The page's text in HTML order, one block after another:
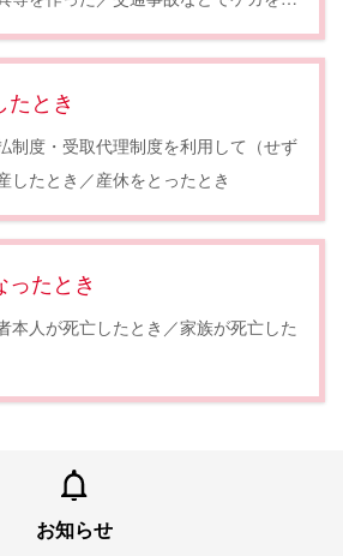
たとき
制度・受取代理制度を利用して（せず
したとき／産休をとったとき
ったとき
本人が死亡したとき／家族が死亡した
お知らせ